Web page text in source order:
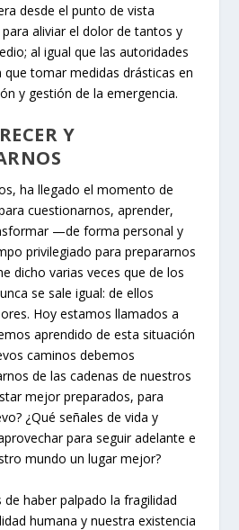
desde el punto de vista
aliviar el dolor de tantos y
al igual que las autoridades
tomar medidas drásticas en
y gestión de la emergencia.
Y
ha llegado el momento de
cuestionarnos, aprender,
—de forma personal y
privilegiado para prepararnos
dicho varias veces que de los
se sale igual: de ellos
Hoy estamos llamados a
aprendido de esta situación
caminos debemos
de las cadenas de nuestros
mejor preparados, para
¿Qué señales de vida y
para seguir adelante e
mundo un lugar mejor?
haber palpado la fragilidad
humana y nuestra existencia